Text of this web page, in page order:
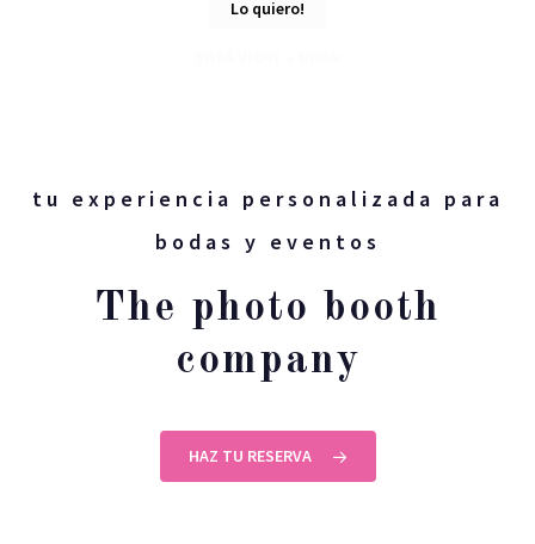
Lo quiero!
tu experiencia personalizada para
bodas y eventos
The photo booth
company
HAZ TU RESERVA